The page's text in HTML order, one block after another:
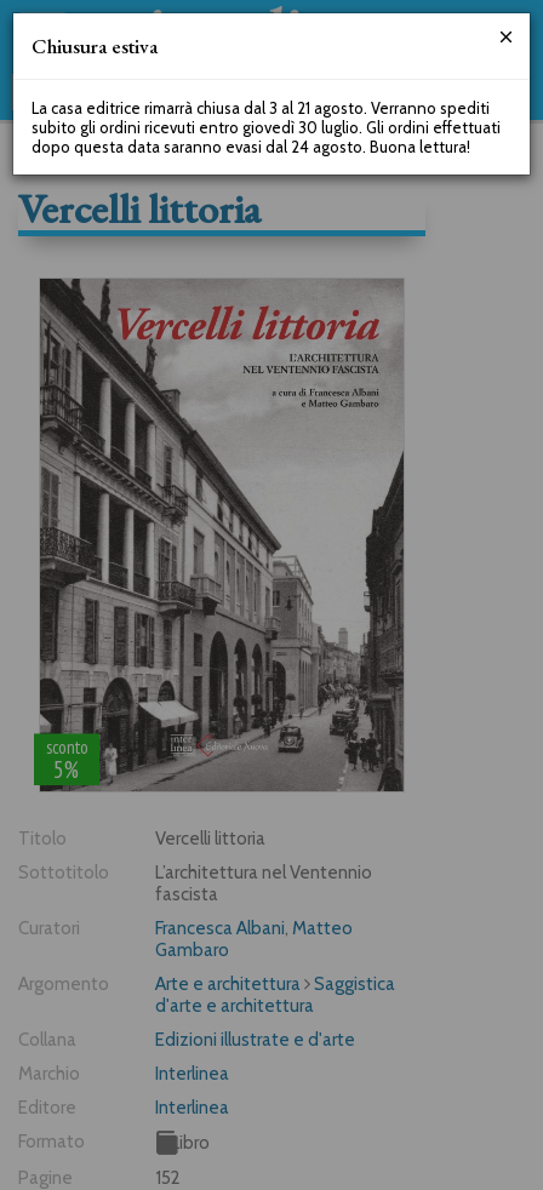
Vercelli littoria
sconto
5%
Titolo
Vercelli littoria
Sottotitolo
L’architettura nel Ventennio
fascista
Curatori
Francesca Albani Matteo
Gambaro
Argomento
Arte e architettura
Saggistica
d'arte e architettura
Collana
Edizioni illustrate e d'arte
Marchio
Interlinea
Editore
Interlinea
Formato
Libro
Pagine
152
Chiusura estiva
La casa editrice rimarrà chiusa dal 3 al 21 agosto. Verranno spediti
subito gli ordini ricevuti entro giovedì 30 luglio. Gli ordini effettuati
dopo questa data saranno evasi dal 24 agosto. Buona lettura!